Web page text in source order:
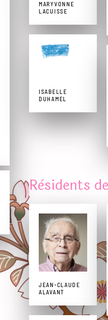
MARYVONNE
LACUISSE
ISABELLE
DUHAMEL
Rèsidents
JEAN-CLAUDE
ALAVANT